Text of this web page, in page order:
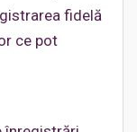
fidelă
ce pot